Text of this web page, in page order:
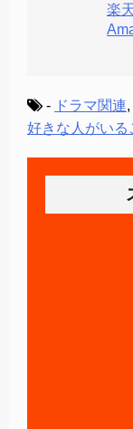
楽
- ドラマ関連,
好きな人がいる